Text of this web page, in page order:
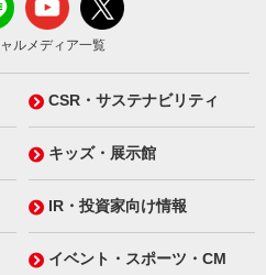
ルメディア一覧
CSR・サステナビリティ
キッズ・展示館
IR・投資家向け情報
イベント・スポーツ・CM